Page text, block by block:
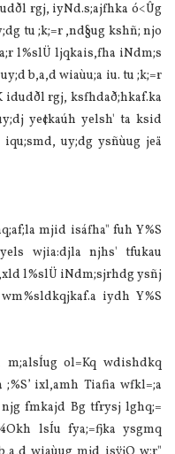
rgj, iyNd.s;ajfhka ó<Ûg
tu ;k;=r ,nd§ug kshñ; njo
l%slÜ ljqkais,fha iNdm;s
b,a,d wiaùu;a iu. tu ;k;=r
idudðl rgj, ksfhdað;hkaf.ka
ye¢kaúh yelsh' ta ksid
uy;dg ysñùug jeä
mjid isáfha" fuh Y%S
wjia:djla njhs' tfukau
l%slÜ iNdm;sjrhdg ysñj
iydh Y%S
ol=Kq wdishdkq
ixl,amh Tiafia wfkl=;a
fmkajd Bg tfrysj lghq;=
lsÍu fya;=fjka ysgmq